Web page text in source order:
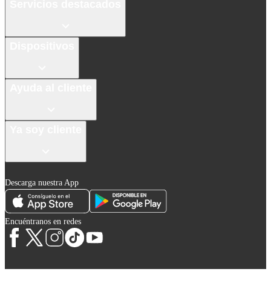
Descarga nuestra App
Encuéntranos en redes